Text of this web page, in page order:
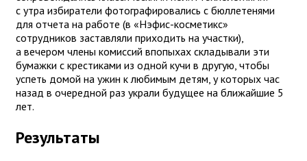
с утра избиратели фотографировались с бюллетенями
для отчета на работе (в «Нэфис-косметикс»
сотрудников заставляли приходить на участки),
а вечером члены комиссий впопыхах складывали эти
бумажки с крестиками из одной кучи в другую, чтобы
успеть домой на ужин к любимым детям, у которых час
назад в очередной раз украли будущее на ближайшие 5
лет.
Результаты